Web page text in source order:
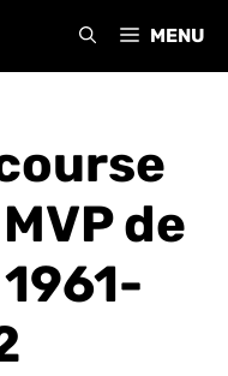
MENU
de